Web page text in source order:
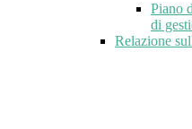
Piano
di
Relazione